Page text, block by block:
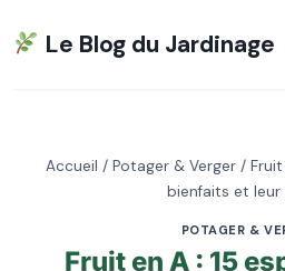
au
Le Blog du Jardinage
Accueil / Potager & Verger / Fruit
bienfaits et leur
POTAGER &
Fruit en A : 15